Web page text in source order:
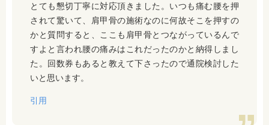
とても懇切丁寧に対応頂きました。いつも痛む腰を押
されて驚いて、肩甲骨の施術なのに何故そこを押すの
かと質問すると、ここも肩甲骨とつながっているんで
すよと言われ腰の痛みはこれだったのかと納得しまし
た。回数券もあると教えて下さったので通院検討した
いと思います。
引用